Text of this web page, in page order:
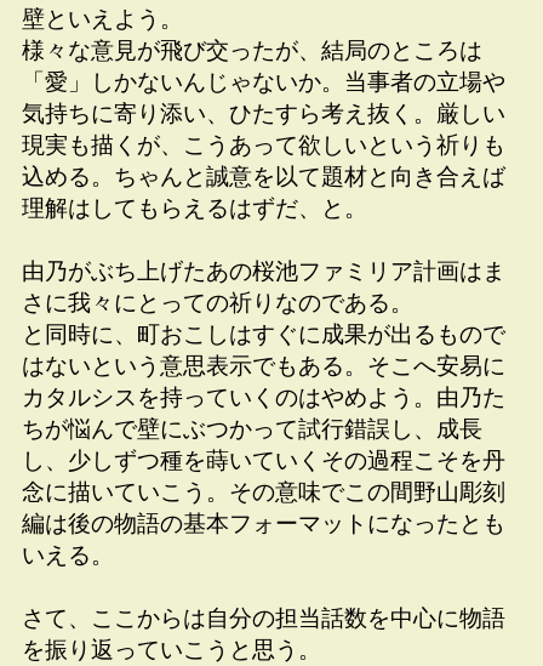
壁といえよう。
様々な意見が飛び交ったが、結局のところは
「愛」しかないんじゃないか。当事者の立場や
気持ちに寄り添い、ひたすら考え抜く。厳しい
現実も描くが、こうあって欲しいという祈りも
込める。ちゃんと誠意を以て題材と向き合えば
理解はしてもらえるはずだ、と。
由乃がぶち上げたあの桜池ファミリア計画はま
さに我々にとっての祈りなのである。
と同時に、町おこしはすぐに成果が出るもので
はないという意思表示でもある。そこへ安易に
カタルシスを持っていくのはやめよう。由乃た
ちが悩んで壁にぶつかって試行錯誤し、成長
し、少しずつ種を蒔いていくその過程こそを丹
念に描いていこう。その意味でこの間野山彫刻
編は後の物語の基本フォーマットになったとも
いえる。
さて、ここからは自分の担当話数を中心に物語
を振り返っていこうと思う。